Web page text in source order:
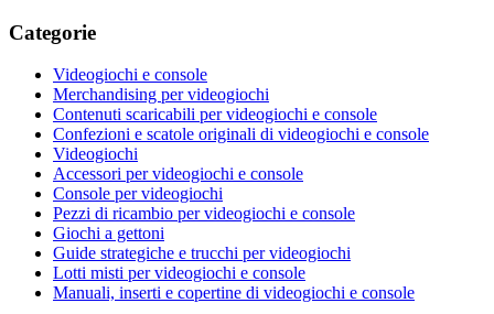
Categorie
Videogiochi e console
Merchandising per videogiochi
Contenuti scaricabili per videogiochi e console
Confezioni e scatole originali di videogiochi e console
Videogiochi
Accessori per videogiochi e console
Console per videogiochi
Pezzi di ricambio per videogiochi e console
Giochi a gettoni
Guide strategiche e trucchi per videogiochi
Lotti misti per videogiochi e console
Manuali, inserti e copertine di videogiochi e console